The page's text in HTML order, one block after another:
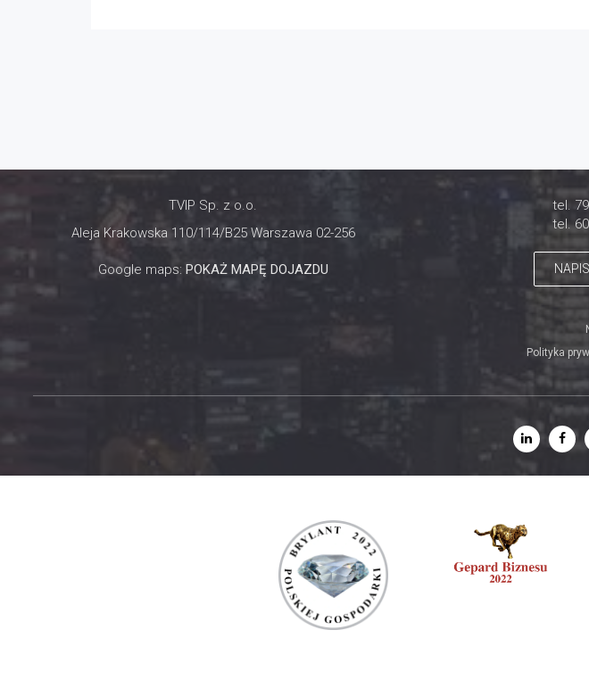
TVIP Sp. z o.o.
Aleja Krakowska 110/114/B25 Warszawa 02-256
Google maps: POKAŻ MAPĘ DOJAZDU
tel.
tel.
Polityka